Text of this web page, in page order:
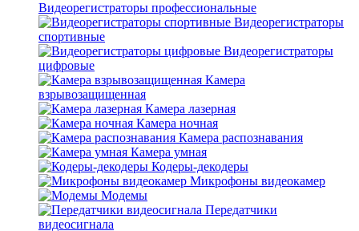
Видеорегистраторы профессиональные
Видеорегистраторы
спортивные
Видеорегистраторы
цифровые
Камера
взрывозащищенная
Камера лазерная
Камера ночная
Камера распознавания
Камера умная
Кодеры-декодеры
Микрофоны видеокамер
Модемы
Передатчики
видеосигнала